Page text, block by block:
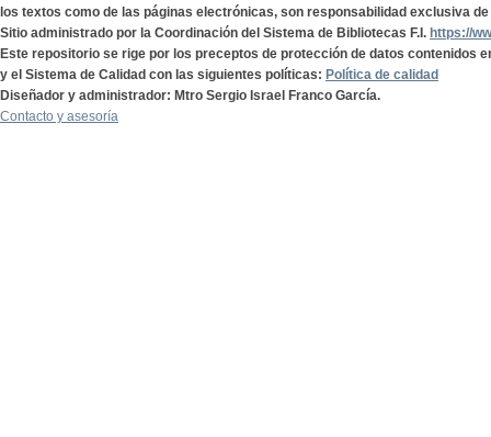
los textos como de las páginas electrónicas, son responsabilidad exclusiva
Sitio administrado por la Coordinación del Sistema de Bibliotecas F.I. https://
Este repositorio se rige por los preceptos de protección de datos contenidos
y el Sistema de Calidad con las siguientes políticas: Política de calidad
Diseñador y administrador: Mtro Sergio Israel Franco García.
Contacto y asesoría